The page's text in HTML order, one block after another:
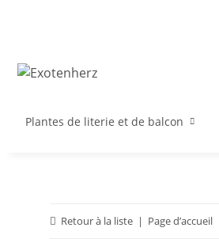
Plantes de literie et de balcon
Retour à la liste Page d’accueil